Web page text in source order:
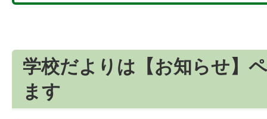
学校だよりは【お知らせ】
ます